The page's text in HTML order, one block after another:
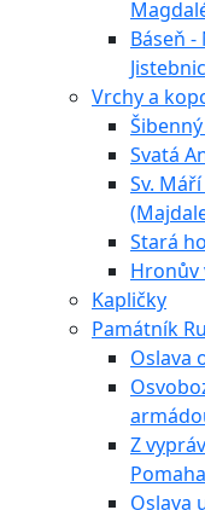
Báseň -
Vrchy a
Svatá
Sv.
Stará
Hronův
Kapličky
Památník
Oslava
Z
Oslava